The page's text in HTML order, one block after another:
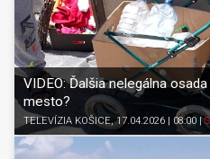
VIDEO: Ďalšia nelegálna
mesto?
TELEVÍZIA KOŠICE, 17.04.2026 | 08:00 |